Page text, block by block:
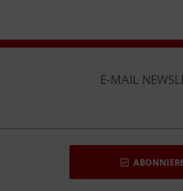
E-MAIL